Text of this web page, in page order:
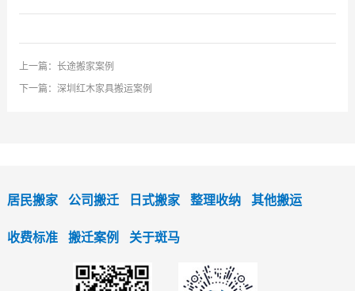
上一篇： 长途搬家案例
下一篇： 深圳红木家具搬运案例
居民搬家 公司搬迁 日式搬家 整理收纳 其他搬运
收费标准 搬迁案例 关于斑马